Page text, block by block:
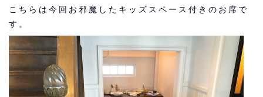
こちらは今回お邪魔したキッズスペース付きのお席で
す。